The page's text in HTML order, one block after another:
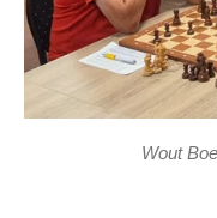
Wout